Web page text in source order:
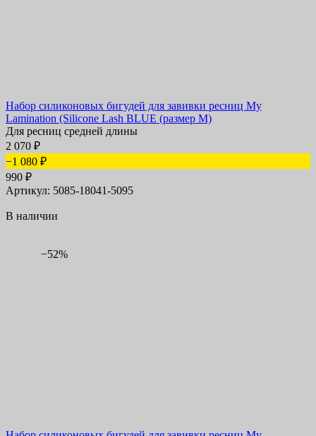
Набор силиконовых бигудей для завивки ресниц My
Lamination (Silicone Lash BLUE (размер M)
Для ресниц средней длины
2 070 ₽
−1 080 ₽
990 ₽
Артикул: 5085-18041-5095
В наличии
−52%